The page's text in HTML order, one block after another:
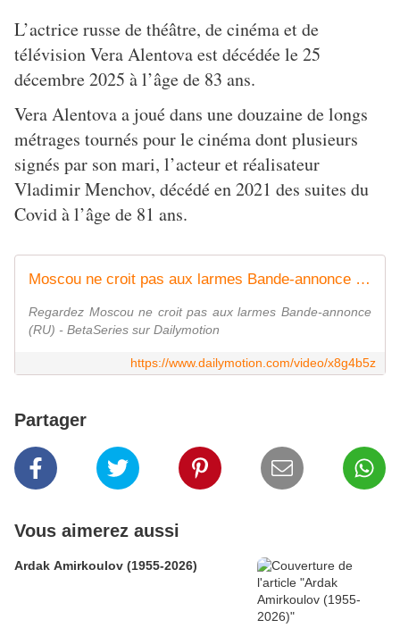
L’actrice russe de théâtre, de cinéma et de
télévision Vera Alentova est décédée le 25
décembre 2025 à l’âge de 83 ans.
Vera Alentova a joué dans une douzaine de longs
métrages tournés pour le cinéma dont plusieurs
signés par son mari, l’acteur et réalisateur
Vladimir Menchov, décédé en 2021 des suites du
Covid à l’âge de 81 ans.
Moscou ne croit pas aux larmes Bande-annonce (RU)
Regardez Moscou ne croit pas aux larmes Bande-annonce
(RU) - BetaSeries sur Dailymotion
https://www.dailymotion.com/video/x8g4b5z
Partager
Vous aimerez aussi
Ardak Amirkoulov (1955-2026)